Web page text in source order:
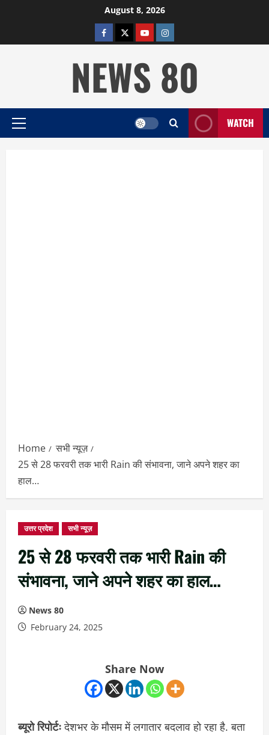
August 8, 2026
facebooktwitterYOUTUBE
instagram
NEWS 80
Primary
WATCH
Home
सभी न्यूज़
25 से 28 फरवरी तक भारी Rain की संभावना, जाने अपने शहर का
हाल…
उत्तर प्रदेश सभी न्यूज़
25 से 28 फरवरी तक भारी Rain की
संभावना, जाने अपने शहर का हाल…
News 80
February 24, 2025
Share Now
ब्यूरो रिपोर्टःदेशभर के मौसम में लगातार बदलाव हो रहा है. बता